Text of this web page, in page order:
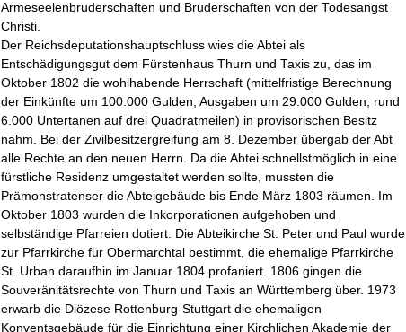
Armeseelenbruderschaften und Bruderschaften von der Todesangst
Christi.
Der Reichsdeputationshauptschluss wies die Abtei als
Entschädigungsgut dem Fürstenhaus Thurn und Taxis zu, das im
Oktober 1802 die wohlhabende Herrschaft (mittelfristige Berechnung
der Einkünfte um 100.000 Gulden, Ausgaben um 29.000 Gulden, rund
6.000 Untertanen auf drei Quadratmeilen) in provisorischen Besitz
nahm. Bei der Zivilbesitzergreifung am 8. Dezember übergab der Abt
alle Rechte an den neuen Herrn. Da die Abtei schnellstmöglich in eine
fürstliche Residenz umgestaltet werden sollte, mussten die
Prämonstratenser die Abteigebäude bis Ende März 1803 räumen. Im
Oktober 1803 wurden die Inkorporationen aufgehoben und
selbständige Pfarreien dotiert. Die Abteikirche St. Peter und Paul wurde
zur Pfarrkirche für Obermarchtal bestimmt, die ehemalige Pfarrkirche
St. Urban daraufhin im Januar 1804 profaniert. 1806 gingen die
Souveränitätsrechte von Thurn und Taxis an Württemberg über. 1973
erwarb die Diözese Rottenburg-Stuttgart die ehemaligen
Konventsgebäude für die Einrichtung einer Kirchlichen Akademie der